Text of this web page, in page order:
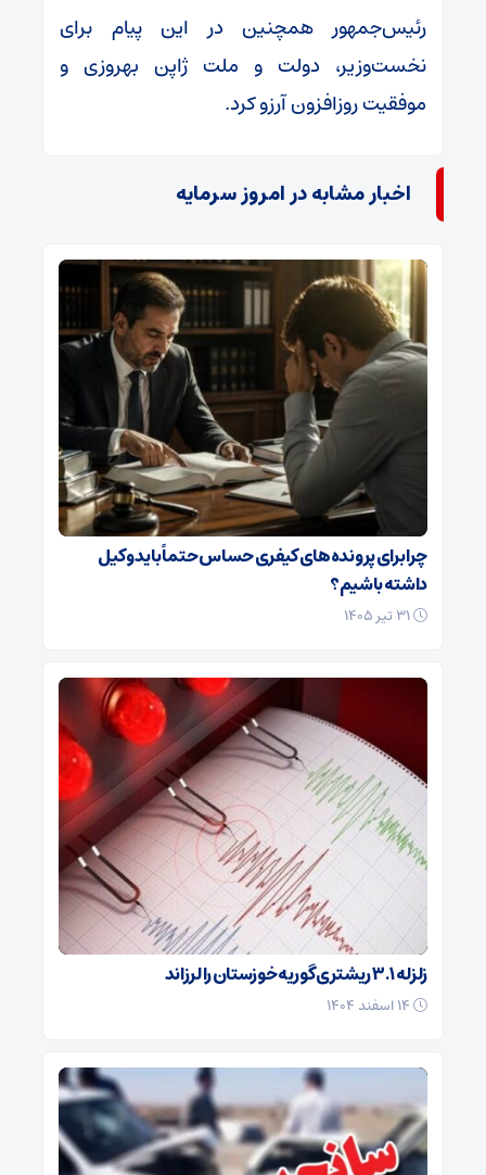
رئیس‌جمهور همچنین در این پیام برای
نخست‌وزیر، دولت و ملت ژاپن بهروزی و
موفقیت روزافزون آرزو کرد.
اخبار مشابه در امروز سرمایه
چرا برای پرونده‌های کیفری حساس حتماً باید وکیل
داشته باشیم؟
زلزله ۳.۱ ریشتری گوریه خوزستان را لرزاند